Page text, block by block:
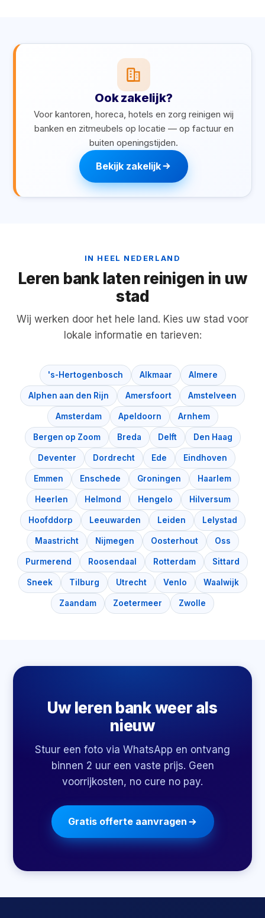
Ook zakelijk?
Voor kantoren, horeca, hotels en zorg reinigen wij
banken en zitmeubels op locatie — op factuur en
buiten openingstijden.
Bekijk zakelijk
IN HEEL NEDERLAND
Leren bank laten reinigen in uw
stad
Wij werken door het hele land. Kies uw stad voor
lokale informatie en tarieven:
's-Hertogenbosch Alkmaar Almere
Alphen aan den Rijn Amersfoort Amstelveen
Amsterdam Apeldoorn Arnhem
Bergen op Zoom Breda Delft Den Haag
Deventer Dordrecht Ede Eindhoven
Emmen Enschede Groningen Haarlem
Heerlen Helmond Hengelo Hilversum
Hoofddorp Leeuwarden Leiden Lelystad
Maastricht Nijmegen Oosterhout Oss
Purmerend Roosendaal Rotterdam Sittard
Sneek Tilburg Utrecht Venlo Waalwijk
Zaandam Zoetermeer Zwolle
Uw leren bank weer als
nieuw
Stuur een foto via WhatsApp en ontvang
binnen 2 uur een vaste prijs. Geen
voorrijkosten, no cure no pay.
Gratis offerte aanvragen